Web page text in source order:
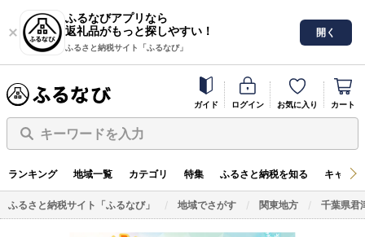
ふるなびアプリなら
返礼品がもっと探しやすい！
ふるさと納税サイト「ふるなび」
開く
ガイド ログイン お気に入り カート
キーワードを入力
ランキング 地域一覧 カテゴリ 特集 ふるさと納税を知る キャン
ふるさと納税サイト「ふるなび」 地域でさがす 関東地方 千葉県君